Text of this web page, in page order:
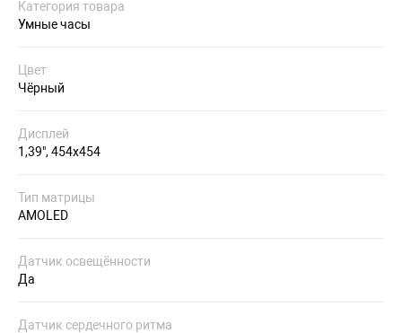
Категория товара
Умные часы
Цвет
Чёрный
Дисплей
1,39", 454х454
Тип матрицы
AMOLED
Датчик освещённости
Да
Датчик сердечного ритма